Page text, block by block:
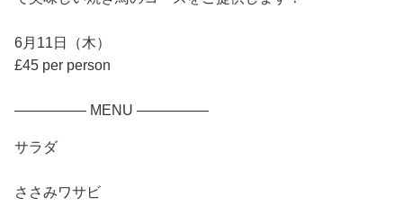
6月11日（木）
£45 per person
————— MENU —————
サラダ
ささみワサビ